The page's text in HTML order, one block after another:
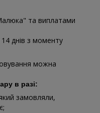
та виплатами
днів з моменту
можна
в разі:
замовляли,